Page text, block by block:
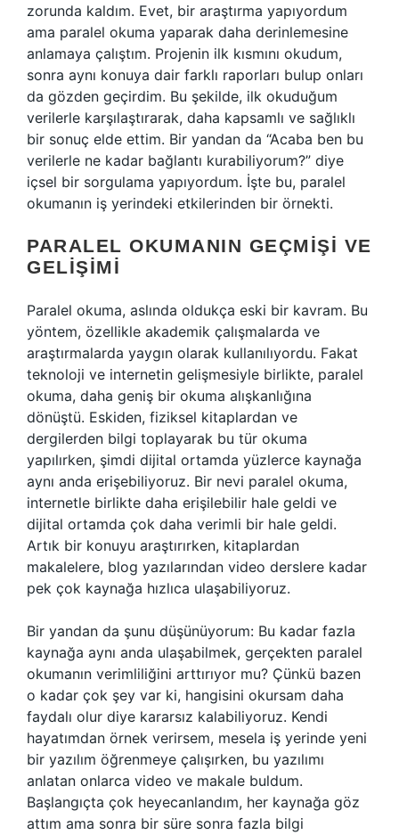
zorunda kaldım. Evet, bir araştırma yapıyordum
ama paralel okuma yaparak daha derinlemesine
anlamaya çalıştım. Projenin ilk kısmını okudum,
sonra aynı konuya dair farklı raporları bulup onları
da gözden geçirdim. Bu şekilde, ilk okuduğum
verilerle karşılaştırarak, daha kapsamlı ve sağlıklı
bir sonuç elde ettim. Bir yandan da “Acaba ben bu
verilerle ne kadar bağlantı kurabiliyorum?” diye
içsel bir sorgulama yapıyordum. İşte bu, paralel
okumanın iş yerindeki etkilerinden bir örnekti.
PARALEL OKUMANIN GEÇMIŞI VE
GELIŞIMI
Paralel okuma, aslında oldukça eski bir kavram. Bu
yöntem, özellikle akademik çalışmalarda ve
araştırmalarda yaygın olarak kullanılıyordu. Fakat
teknoloji ve internetin gelişmesiyle birlikte, paralel
okuma, daha geniş bir okuma alışkanlığına
dönüştü. Eskiden, fiziksel kitaplardan ve
dergilerden bilgi toplayarak bu tür okuma
yapılırken, şimdi dijital ortamda yüzlerce kaynağa
aynı anda erişebiliyoruz. Bir nevi paralel okuma,
internetle birlikte daha erişilebilir hale geldi ve
dijital ortamda çok daha verimli bir hale geldi.
Artık bir konuyu araştırırken, kitaplardan
makalelere, blog yazılarından video derslere kadar
pek çok kaynağa hızlıca ulaşabiliyoruz.
Bir yandan da şunu düşünüyorum: Bu kadar fazla
kaynağa aynı anda ulaşabilmek, gerçekten paralel
okumanın verimliliğini arttırıyor mu? Çünkü bazen
o kadar çok şey var ki, hangisini okursam daha
faydalı olur diye kararsız kalabiliyoruz. Kendi
hayatımdan örnek verirsem, mesela iş yerinde yeni
bir yazılım öğrenmeye çalışırken, bu yazılımı
anlatan onlarca video ve makale buldum.
Başlangıçta çok heyecanlandım, her kaynağa göz
attım ama sonra bir süre sonra fazla bilgi